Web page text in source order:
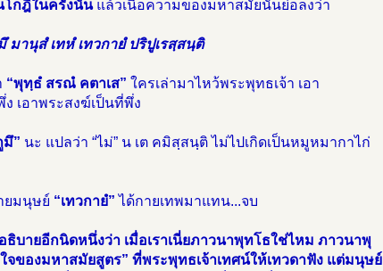
โกฎิในครั้งนั้นแล้วเนื้อความของมหาสมัยนั่นย่อลงว่า
านุสํ เทหํ เทวกายํ ปริปูเรสฺสนฺติ
“พุทฺธํ สรณํ คตาเส” ใครเล่ามาไหว้พระพุทธเจ้า เอา
เอาพระสงฆ์เป็นที่พึ่ง
” นะ แปลว่า “ไม่” น เต คมิสฺสนฺติ ไม่ไปเกิดเป็นหมูหมากาไก่
ยมนุษย์ “เทวกายํ” ได้กายเทพมาแทน...จบ
บายอีกนิดหนึ่งว่า เมื่อเราเนี่ยภาวนาพุทโธใช่ไหม ภาวนาพุ
ของมหาสมัยสูตร” ที่พระพุทธเจ้าเทศน์ให้เทวดาฟัง แต่มนุษย์